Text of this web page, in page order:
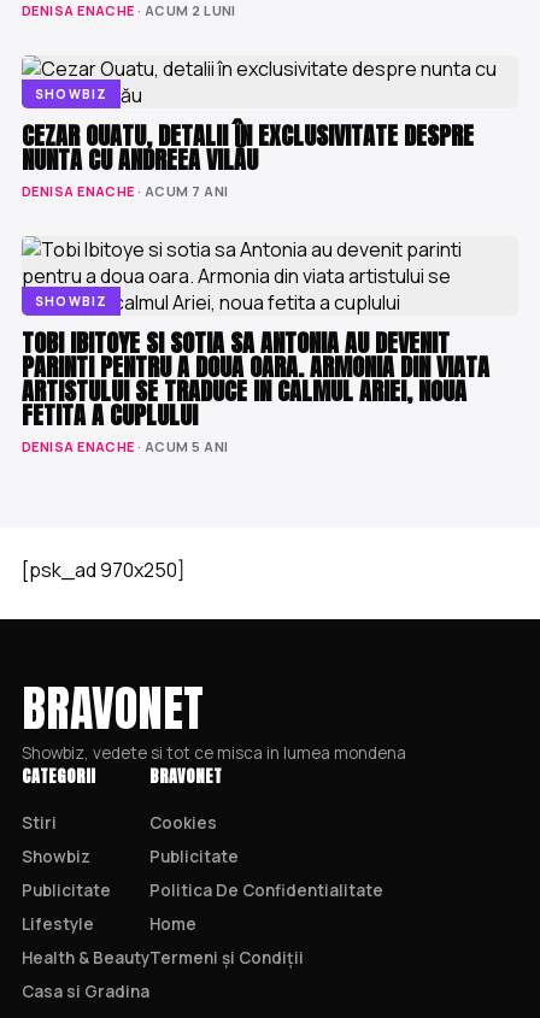
DENISA ENACHE · ACUM 2 LUNI
SHOWBIZ
CEZAR OUATU, DETALII ÎN EXCLUSIVITATE DESPRE
NUNTA CU ANDREEA VILĂU
DENISA ENACHE · ACUM 7 ANI
SHOWBIZ
TOBI IBITOYE SI SOTIA SA ANTONIA AU DEVENIT
PARINTI PENTRU A DOUA OARA. ARMONIA DIN VIATA
ARTISTULUI SE TRADUCE IN CALMUL ARIEI, NOUA
FETITA A CUPLULUI
DENISA ENACHE · ACUM 5 ANI
[psk_ad 970x250]
BRAVONET
Showbiz, vedete si tot ce misca in lumea mondena
CATEGORII
Stiri
Showbiz
Publicitate
Lifestyle
Health & Beauty
Casa si Gradina
BRAVONET
Cookies
Publicitate
Politica De Confidentialitate
Home
Termeni și Condiții